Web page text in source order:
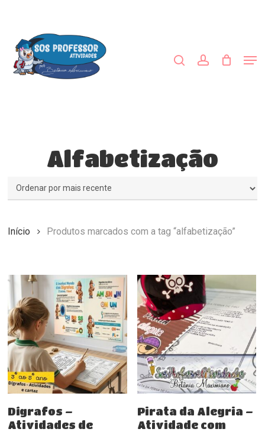
content
Alfabetização
Início Produtos marcados com a tag “alfabetização”
Dígrafos –
Atividades de
Comprar
Pirata da Alegria –
Atividade com